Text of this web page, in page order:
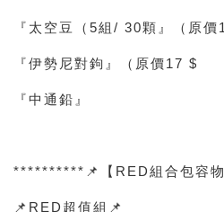
『太空豆（5組/ 30顆』（原價
『伊勢尼對鉤』（原價17 $
『中通鉛』
**********📌【RED組合包容
📌RED超值組📌